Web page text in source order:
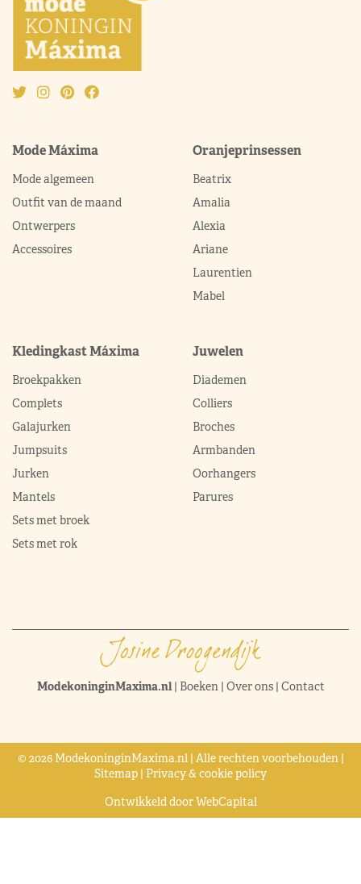
Mode Máxima
Mode algemeen
Outfit van de maand
Ontwerpers
Accessoires
Oranjeprinsessen
Beatrix
Amalia
Alexia
Ariane
Laurentien
Mabel
Kledingkast Máxima
Broekpakken
Complets
Galajurken
Jumpsuits
Jurken
Mantels
Sets met broek
Sets met rok
Juwelen
Diademen
Colliers
Broches
Armbanden
Oorhangers
Parures
ModekoninginMaxima.nl| Boeken | Over ons| Contact
© 2026 ModekoninginMaxima.nl | Alle rechten voorbehouden |
Sitemap | Privacy & cookie policy
Ontwikkeld doorWebCapital